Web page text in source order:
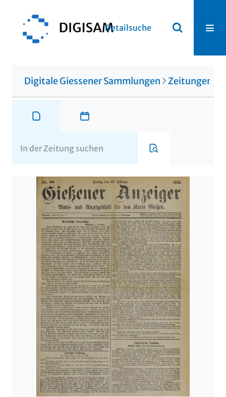
Detailsuche
Digitale Giessener Sammlungen Zeitungen